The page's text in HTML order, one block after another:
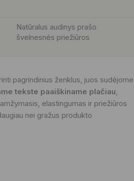
Natūralus audinys prašo
švelnesnės priežiūros
pagrindinius ženklus, juos sudėjome
tekste paaiškiname plačiau,
elastingumas ir priežiūros
nei gražus produkto